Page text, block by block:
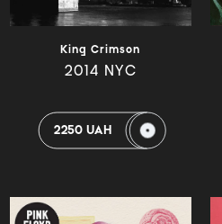
King Crimson
2014 NYC
2250 UAH